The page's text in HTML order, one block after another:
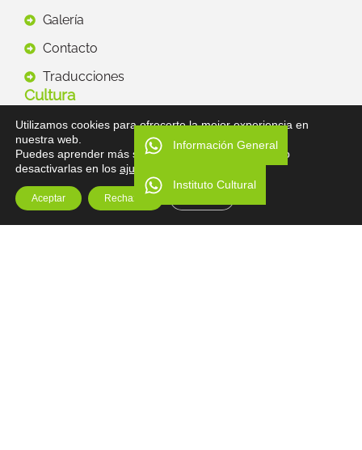
Galería
Contacto
Traducciones
Cultura
Talleres
Recursos
Legal
Política de Privacidad
Utilizamos cookies para ofrecerte la mejor experiencia en
nuestra web.
Puedes aprender más sobre qué cookies utilizamos o
desactivarlas en los ajustes
Aceptar Rechazar
Información General
Instituto Cultural